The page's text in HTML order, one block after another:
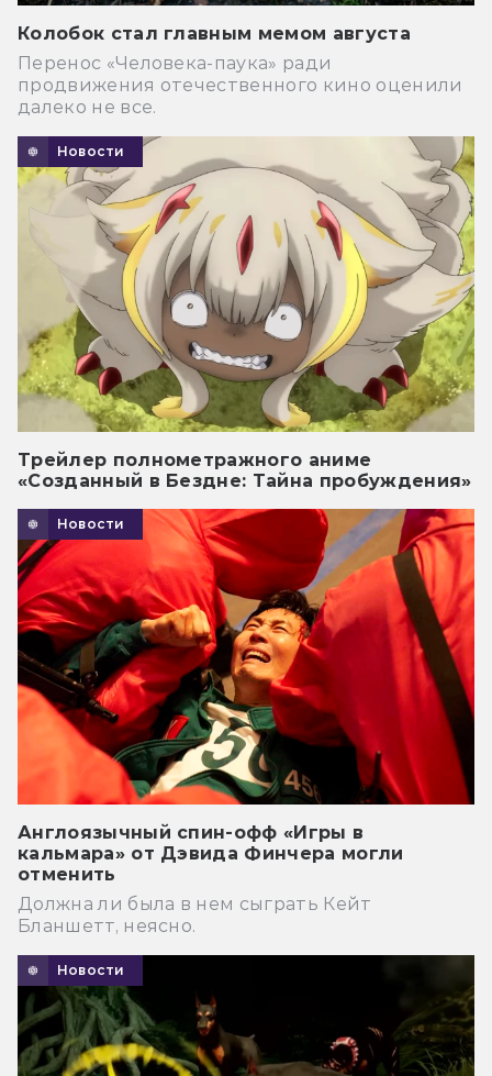
Колобок стал главным мемом августа
Перенос «Человека-паука» ради
продвижения отечественного кино оценили
далеко не все.
Новости
Трейлер полнометражного аниме
«Созданный в Бездне: Тайна пробуждения»
Новости
Англоязычный спин-офф «Игры в
кальмара» от Дэвида Финчера могли
отменить
Должна ли была в нем сыграть Кейт
Бланшетт, неясно.
Новости